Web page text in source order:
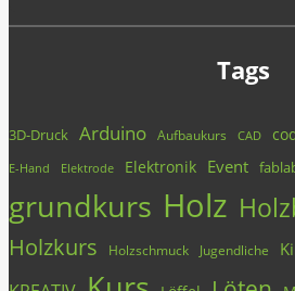
Tags
3D-Druck Arduino Aufbaukurs CAD
E-Hand Elektrode Elektronik Event
grundkurs Holz
Holzkurs Holzschmuck Jugendliche